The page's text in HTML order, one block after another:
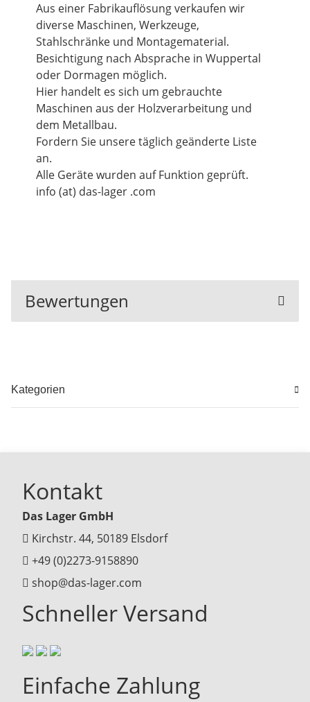
Aus einer Fabrikauflösung verkaufen wir
diverse Maschinen, Werkzeuge,
Stahlschränke und Montagematerial.
Besichtigung nach Absprache in Wuppertal
oder Dormagen möglich.
Hier handelt es sich um gebrauchte
Maschinen aus der Holzverarbeitung und
dem Metallbau.
Fordern Sie unsere täglich geänderte Liste
an.
Alle Geräte wurden auf Funktion geprüft.
info (at) das-lager .com
Bewertungen
Kategorien
Kontakt
Das Lager GmbH
Kirchstr. 44, 50189 Elsdorf
+49 (0)2273-9158890
shop@das-lager.com
Schneller Versand
Einfache Zahlung